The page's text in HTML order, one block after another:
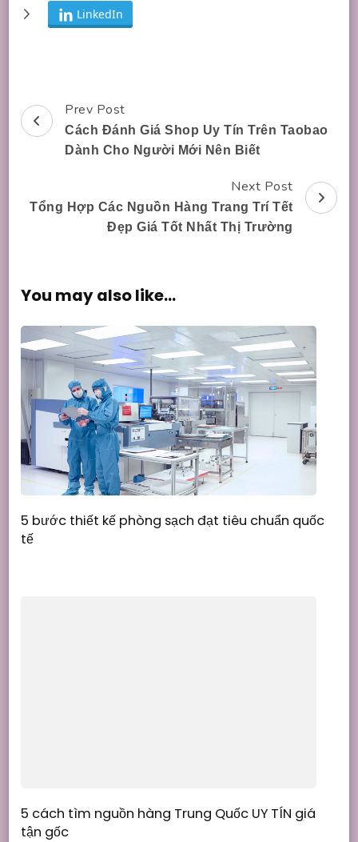
LinkedIn
Post
Navigation
Prev Post
Cách Đánh Giá Shop Uy Tín Trên Taobao
Dành Cho Người Mới Nên Biết
Next Post
Tổng Hợp Các Nguồn Hàng Trang Trí Tết
Đẹp Giá Tốt Nhất Thị Trường
You may also like...
5 bước thiết kế phòng sạch đạt tiêu chuẩn quốc
tế
5 cách tìm nguồn hàng Trung Quốc UY TÍN giá
tận gốc